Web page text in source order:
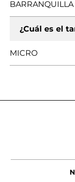
BARRANQUILLA
¿Cuál es el
MICRO